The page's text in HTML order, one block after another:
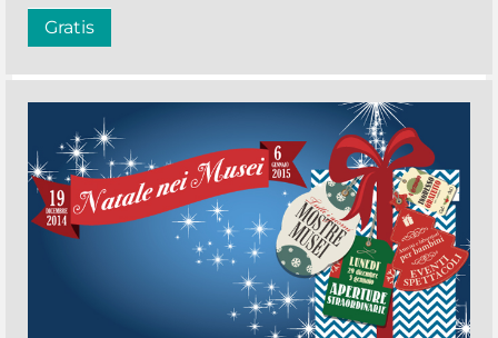
Gratis